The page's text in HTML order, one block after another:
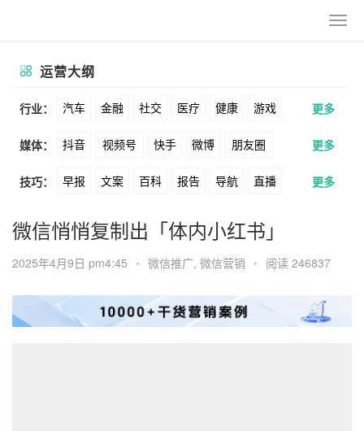
运营大纲
行业： 汽车 金融 社交 医疗 健康 游戏
动漫 美妆 美食 家装 教育 婚纱
酒旅 母婴 宠物 文娱 跨境 科技
广告 元宇宙 房地产
更多
媒体： 抖音 视频号 快手 微博 朋友圈
公众号 B站 小红书 头条 知乎
Soul 360 百度 搜狗 爱奇艺
美图 最右 神马 谷歌 Facebook
Tiktok YouTube Yahoo Bing
更多
技巧： 早报 文案 百科 报告 导航 直播
卖货 脚本 话术 电商 私域 社群
涨粉 广告 推广 方案 策划 案例
数据 拉新 活动 用户 海外
更多
微信悄悄复制出「体内小红书」
2025年4月9日 pm4:45 • 微信推广, 微信营销 • 阅读 246837